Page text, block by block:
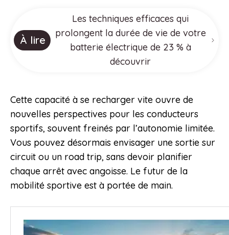
À lire
Les techniques efficaces qui
prolongent la durée de vie de votre
batterie électrique de 23 % à
découvrir
Cette capacité à se recharger vite ouvre de
nouvelles perspectives pour les conducteurs
sportifs, souvent freinés par l’autonomie limitée.
Vous pouvez désormais envisager une sortie sur
circuit ou un road trip, sans devoir planifier
chaque arrêt avec angoisse. Le futur de la
mobilité sportive est à portée de main.